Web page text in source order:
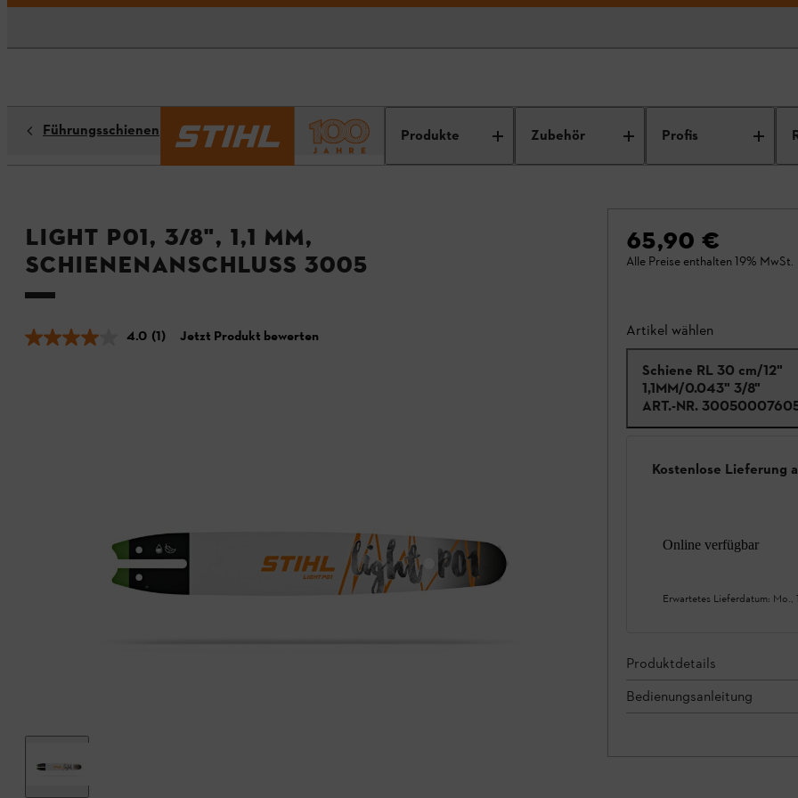
Produkte Zubehör Profis
Führungsschienen
Light P01, 3/8", 1,1 mm,
Schienenanschluss 3005
4.0 (1) Jetzt Produkt bewerten
65,90 €
Alle Preise enthalten 19% MwSt.
Artikel wählen
Schiene RL 30 cm/12"
1,1MM/0.043" 3/8"
ART.-NR.
Kostenlose Lieferung
Online verfügbar
Erwartetes Lieferdatum: Mo.,
Produktdetails
Bedienungsanleitung